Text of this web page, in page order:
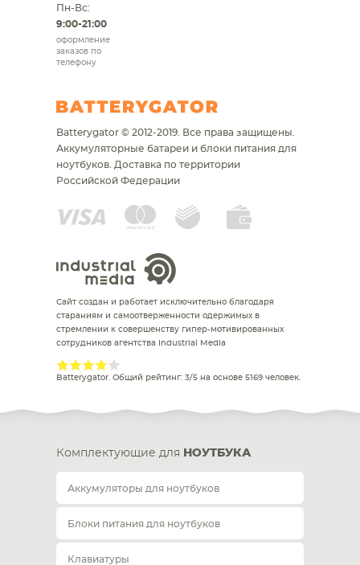
Пн-Вс:
9:00-21:00
оформление
заказов по
телефону
Batterygator © 2012-2019. Все права защищены.
Аккумуляторные батареи и блоки питания для
ноутбуков. Доставка по территории
Российской Федерации
Сайт создан и работает исключительно благодаря
стараниям и самоотверженности одержимых в
стремлении к совершенству гипер-мотивированных
сотрудников агентства Industrial Media
Batterygator. Общий рейтинг: 3/5 на основе 5169 человек.
Комплектующие для НОУТБУКА
Аккумуляторы для ноутбуков
Блоки питания для ноутбуков
Клавиатуры